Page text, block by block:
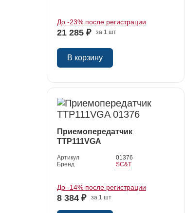
До -23% после регистрации
21 285 ₽ за 1 шт
В корзину
Приемопередатчик
TTP111VGA
Артикул
01376
Бренд
SC&T
До -14% после регистрации
8 384 ₽ за 1 шт